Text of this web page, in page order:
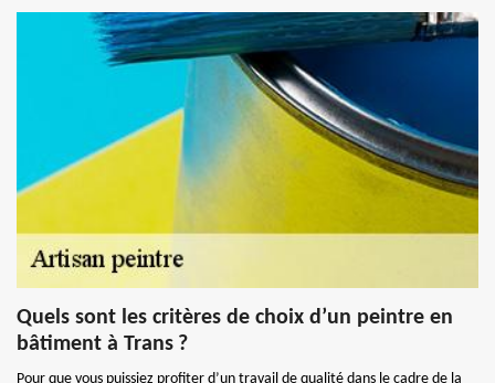
Quels sont les critères de choix d’un peintre en
bâtiment à Trans ?
Pour que vous puissiez profiter d’un travail de qualité dans le cadre de la